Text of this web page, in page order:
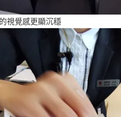
視覺感更顯沉穩